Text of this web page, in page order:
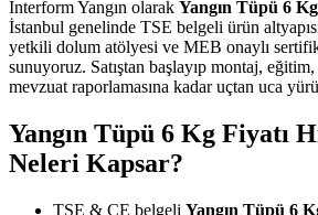
İnterform Yangın olarak Yangın Tüpü 6
İstanbul genelinde TSE belgeli ürün
yetkili dolum atölyesi ve MEB onaylı
sunuyoruz. Satıştan başlayıp montaj,
mevzuat raporlamasına kadar uçtan uca
Yangın Tüpü 6 Kg Fiyatı
Neleri Kapsar?
TSE & CE belgeli Yangın Tüpü 6